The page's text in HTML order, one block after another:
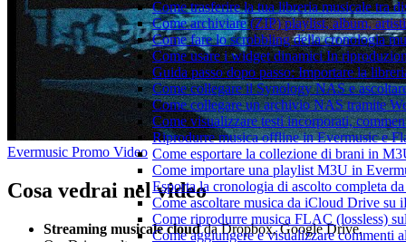
Come trasferire la tua libreria musicale tra
Come archiviare (ZIP) playlist, album,
Come fare lo scrobbling della cronologia
Come usare i widget dinamici In
Guida passo dopo passo: Importare la
Come collegare il Synology NAS e
Come collegare un archivio NAS tramite
Come visualizzare testi incorporati,
Riprodurre musica offline in Evermusic e
Come esportare la collezione di brani in
Come importare una playlist M3U in
Esporta la cronologia di ascolto completa
Come ascoltare musica da iCloud Drive su
Come riprodurre musica FLAC (lossless)
Come aggiungere e visualizzare commenti
Evermusic Promo Video
Cosa vedrai nel video
Streaming musicale cloudda Dropbox, Google Drive,